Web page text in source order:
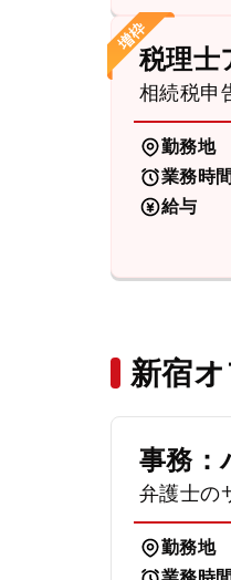
税理士
相続税申
勤務地
業務時間
給与
新宿
事務：
弁護士の
勤務地